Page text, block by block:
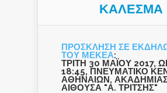
ΚΑΛΕΣΜΑ
ΠΡΟΣΚΛΗΣΗ ΣΕ
ΤΟΥ ΜΕΚΕΑ:
ΤΡΙΤΗ 30 ΜΑΪΟΥ 2017,
18:45, ΠΝΕΥΜΑΤΙΚΟ
ΑΘΗΝΑΙΩΝ,
ΑΙΘΟΥΣΑ "Α. ΤΡΙΤΣΗΣ"